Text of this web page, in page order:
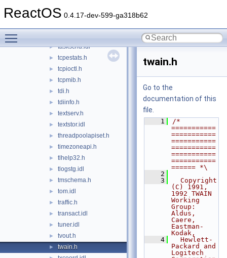
ReactOS 0.4.17-dev-599-ga318b62
► sysinfoapi.h
► taskschd.idl
► tcpestats.h
► tcpioctl.h
► tcpmib.h
► tdi.h
► tdiinfo.h
► textserv.h
► textstor.idl
► threadpoolapiset.h
► timezoneapi.h
► tlhelp32.h
► tlogstg.idl
► tmschema.h
► tom.idl
► traffic.h
► transact.idl
► tuner.idl
► tvout.h
► twain.h
twain.h
Go to the
documentation of this
file.
    1
/*
===========
===========
===========
===========
===========
===========
====== *\
    2
    3
  Copyright
(C) 1991,
1992 TWAIN
Working
Group:
Aldus,
Caere,
Eastman-
Kodak,
    4
  Hewlett-
Packard and
Logitech